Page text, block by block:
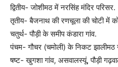
द्वितीय- जोशीमठ में नरसिंह मंदिर परिसर.
तृतीय- बैजनाथ की रणचूला की चोटी में
चतुर्थ- पौड़ी के समीप कंडारा गांव.
पंचम- गौचर (चमोली) के निकट झालीमठ
षष्ट- खुगशा गांव, असवालस्यूं, पौड़ी